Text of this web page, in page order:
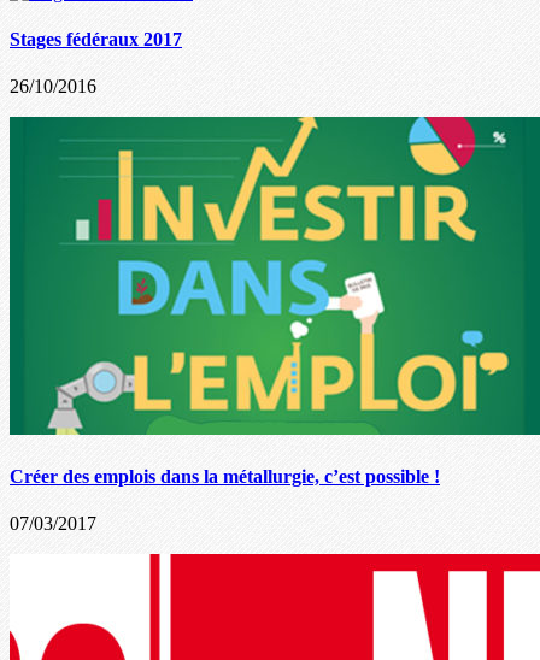
Stages fédéraux 2017
26/10/2016
Créer des emplois dans la métallurgie, c’est possible !
07/03/2017